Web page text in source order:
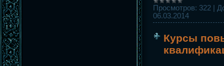
Просмотров: 322
06.03.2014
Курсы